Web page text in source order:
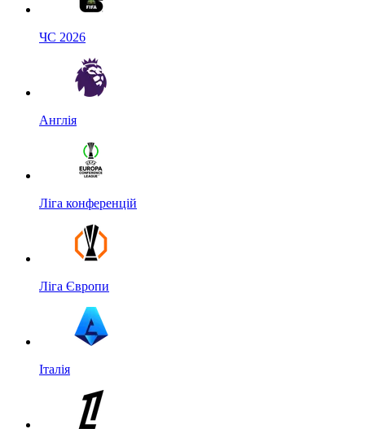
ЧС 2026
Англія
Ліга конференцій
Ліга Європи
Італія